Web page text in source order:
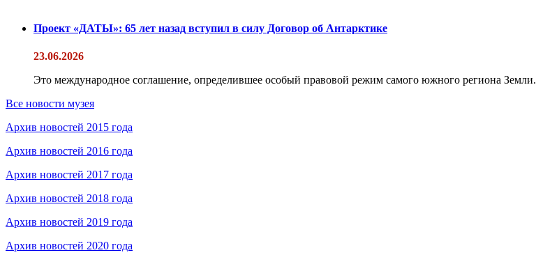
Проект «ДАТЫ»: 65 лет назад вступил в силу Договор об Антарктике
23.06.2026
Это международное соглашение, определившее особый правовой режим самого южного региона Земли.
Все новости музея
Архив новостей 2015 года
Архив новостей 2016 года
Архив новостей 2017 года
Архив новостей 2018 года
Архив новостей 2019 года
Архив новостей 2020 года